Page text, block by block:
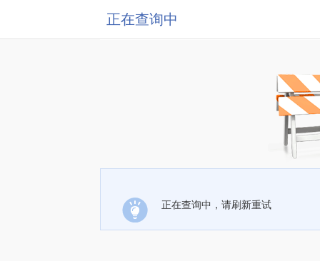
正在查询中
正在查询中，请刷新重试